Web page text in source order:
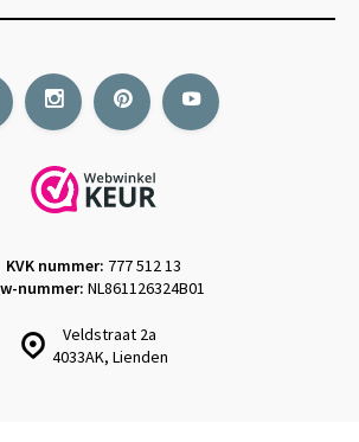
Veldstraat 2a
4033AK, Lienden
KVK nummer: 777 512 13
nummer: NL861126324B01